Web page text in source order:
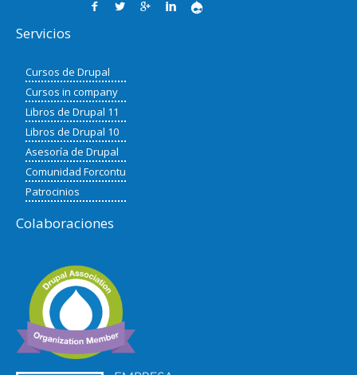
Servicios
Cursos de Drupal
Cursos in company
Libros de Drupal 11
Libros de Drupal 10
Asesoría de Drupal
Comunidad Forcontu
Patrocinios
Colaboraciones